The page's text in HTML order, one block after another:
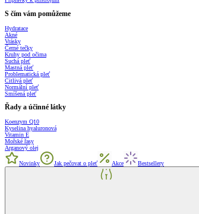
S čím vám pomůžeme
Hydratace
Akné
Vrásky
Černé tečky
Kruhy pod očima
Suchá pleť
Mastná pleť
Problematická pleť
Citlivá pleť
Normální pleť
Smíšená pleť
Řady a účinné látky
Koenzym Q10
Kyselina hyaluronová
Vitamin E
Mořské řasy
Arganový olej
Novinky Jak pečovat o pleť Akce Bestsellery